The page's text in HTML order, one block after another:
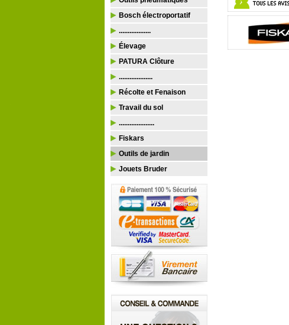
Bosch électroportatif
..................
Élevage
PATURA Clôture
...................
Récolte et Fenaison
Travail du sol
....................
Fiskars
Outils de jardin
Jouets Bruder